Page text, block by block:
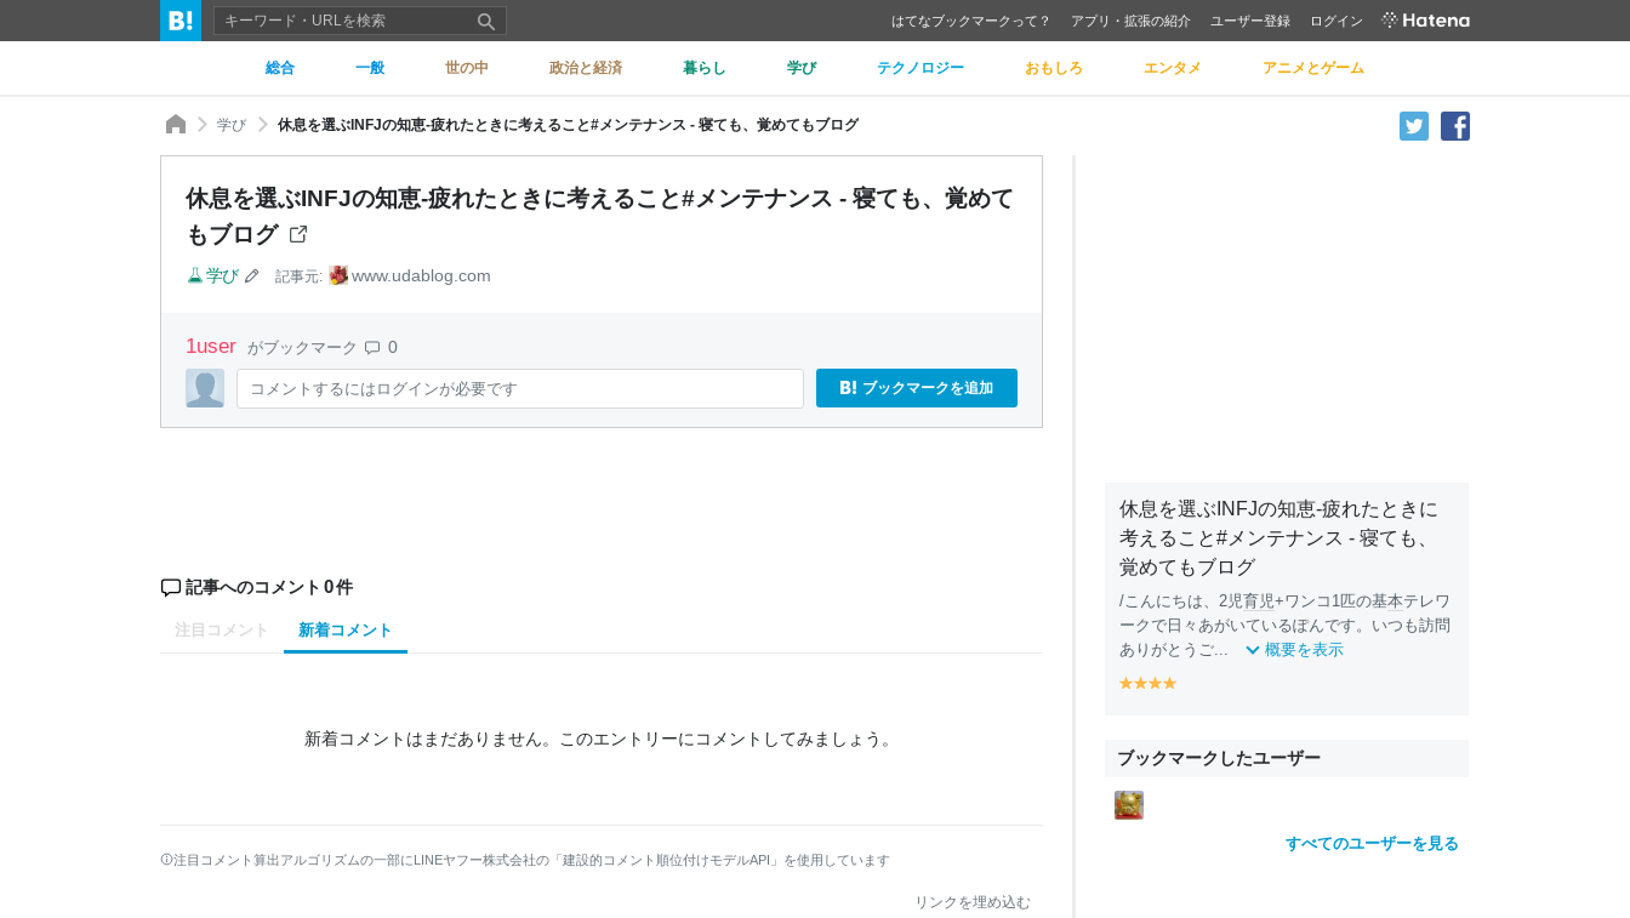
はてなブックマークって？ アプリ・拡張の紹介 ユーザー登録 ログイン
総合 一般 世の中 政治と経済 暮らし 学び テクノロジー おもしろ エンタメ アニメとゲーム
学び 休息を選ぶINFJの知恵-疲れたときに考えること#メンテナンス - 寝ても、覚めてもブログ
休息を選ぶINFJの知恵-疲れたときに考えること#メンテナンス - 寝ても、覚めて
もブログ
学び 記事元: www.udablog.com
1user がブックマーク 0
コメントするにはログインが必要です ブックマークを追加
記事へのコメント 0件
注目コメント 新着コメント
新着コメントはまだありません。 このエントリーにコメントしてみましょう。
注目コメント算出アルゴリズムの一部にLINEヤフー株式会社の「建設的コメント順位付けモデルAPI」を使用しています
リンクを埋め込む
休息を選ぶINFJの知恵-疲れたときに
考えること#メンテナンス - 寝ても、
覚めてもブログ
/こんにちは、2児育児+ワンコ1匹の基本テレワ
ークで日々あがいているぽんです。いつも訪問
ありがとうご...
概要を表示
y
o
y
o
y
oo
ブックマークしたユーザー
すべてのユーザーを見る